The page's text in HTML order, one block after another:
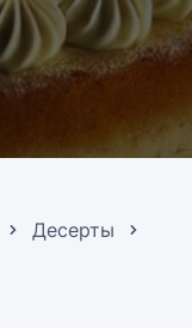
Десерты